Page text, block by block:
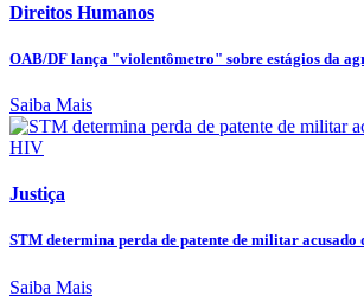
Direitos Humanos
OAB/DF lança "violentômetro" sobre estágios da
Saiba Mais
Justiça
STM determina perda de patente de militar
Saiba Mais